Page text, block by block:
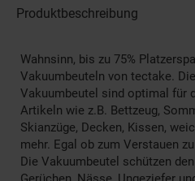
Produktbeschreibung
Wahnsinn, bis zu 75%
Vakuumbeuteln von tectake.
Vakuumbeutel sind optimal für
Artikeln wie z.B. Bettzeug,
Skianzüge, Decken, Kissen,
mehr. Egal ob zum Verstauen
Die Vakuumbeutel schützen